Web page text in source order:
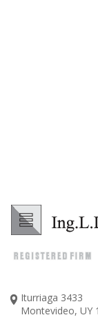
Iturriaga 3433
Montevideo, UY